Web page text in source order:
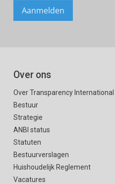
Over ons
Over Transparency International
Bestuur
Strategie
ANBI status
Statuten
Bestuurverslagen
Huishoudelijk Reglement
Vacatures